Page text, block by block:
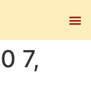
7,